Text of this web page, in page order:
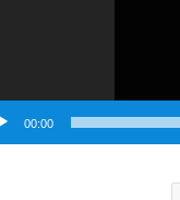
00:00